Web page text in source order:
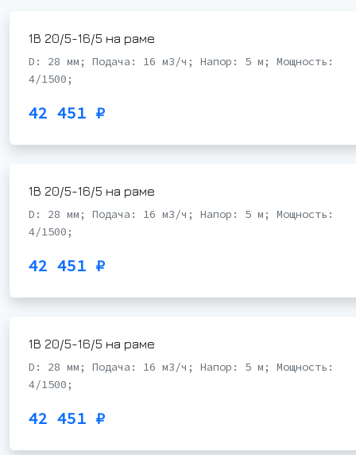
1В 20/5-16/5 на раме
D: 28 мм; Подача: 16 м3/ч; Напор: 5 м; Мощность:
4/1500;
42 451 ₽
1В 20/5-16/5 на раме
D: 28 мм; Подача: 16 м3/ч; Напор: 5 м; Мощность:
4/1500;
42 451 ₽
1В 20/5-16/5 на раме
D: 28 мм; Подача: 16 м3/ч; Напор: 5 м; Мощность:
4/1500;
42 451 ₽